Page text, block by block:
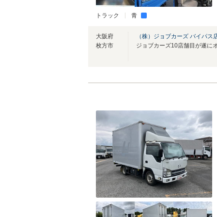
トラック 青
大阪府
枚方市
（株）ジョブカーズ バイパス